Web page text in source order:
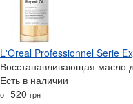
L'Oreal Professionnel Serie
Восстанавливающая масло
Есть в наличии
от 520 грн